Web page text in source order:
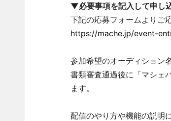
▼必要事項を記入して申し
下記の応募フォームよりご
https://mache.jp/event-
参加希望のオーディション
書類審査通過後に「マシェ
ます。
配信のやり方や機能の説明